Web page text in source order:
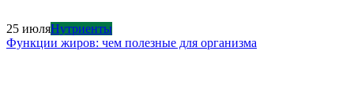
25 июляНутриенты
Функции жиров: чем полезные для организма